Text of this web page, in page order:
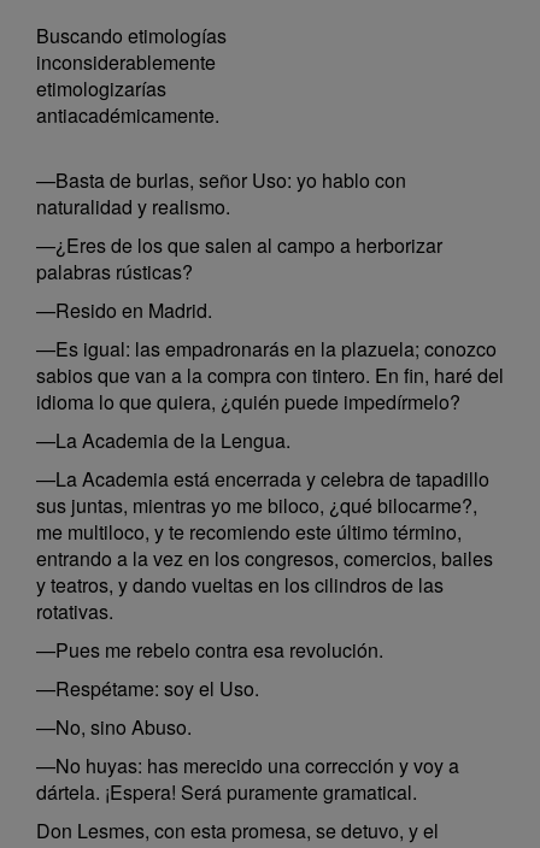
Buscando etimologías
inconsiderablemente
etimologizarías
antiacadémicamente.
—Basta de burlas, señor Uso: yo hablo con
naturalidad y realismo.
—¿Eres de los que salen al campo a herborizar
palabras rústicas?
—Resido en Madrid.
—Es igual: las empadronarás en la plazuela; conozco
sabios que van a la compra con tintero. En fin, haré del
idioma lo que quiera, ¿quién puede impedírmelo?
—La Academia de la Lengua.
—La Academia está encerrada y celebra de tapadillo
sus juntas, mientras yo me biloco, ¿qué bilocarme?,
me multiloco, y te recomiendo este último término,
entrando a la vez en los congresos, comercios, bailes
y teatros, y dando vueltas en los cilindros de las
rotativas.
—Pues me rebelo contra esa revolución.
—Respétame: soy el Uso.
—No, sino Abuso.
—No huyas: has merecido una corrección y voy a
dártela. ¡Espera! Será puramente gramatical.
Don Lesmes, con esta promesa, se detuvo, y el